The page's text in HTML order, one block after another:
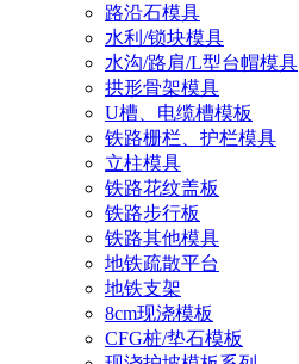
路沿石模具
水利/锁块模具
水沟/路肩/L型台帽模具
拱形骨架模具
U槽、电缆槽模板
铁路栅栏、护栏模具
立柱模具
铁路花纹盖板
铁路步行板
铁路其他模具
地铁疏散平台
地铁支架
8cm现浇模板
CFG桩/垫石模板